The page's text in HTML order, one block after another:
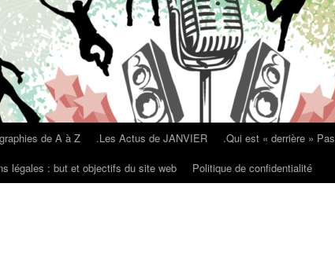
de A à Z .Les Actus de JANVIER .Qui est « derrière »
légales : but et objectifs du site web Politique de confidentialité